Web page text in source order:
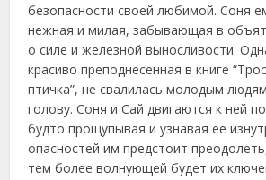
безопасности своей любимой. Соня
нежная и милая, забывающая в
о силе и железной выносливости.
красиво преподнесенная в книге
птичка”, не свалилась молодым
голову. Соня и Сай двигаются к ней
будто прощупывая и узнавая ее
опасностей им предстоит
тем более волнующей будет их